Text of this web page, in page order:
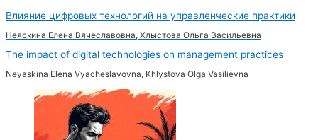
Влияние цифровых технологий на управленческие практики
Неяскина Елена Вячеславовна, Хлыстова Ольга Васильевна
The impact of digital technologies on management practices
Neyaskina Elena Vyacheslavovna, Khlystova Olga Vasilievna